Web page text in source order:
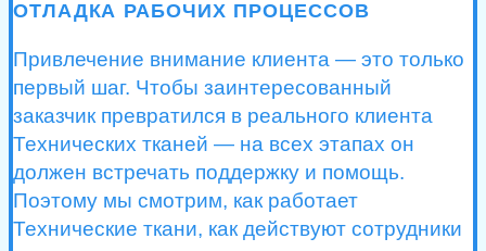
ОТЛАДКА РАБОЧИХ ПРОЦЕССОВ
Привлечение внимание клиента — это только
первый шаг. Чтобы заинтересованный
заказчик превратился в реального клиента
Технических тканей — на всех этапах он
должен встречать поддержку и помощь.
Поэтому мы смотрим, как работает
Технические ткани, как действуют сотрудники